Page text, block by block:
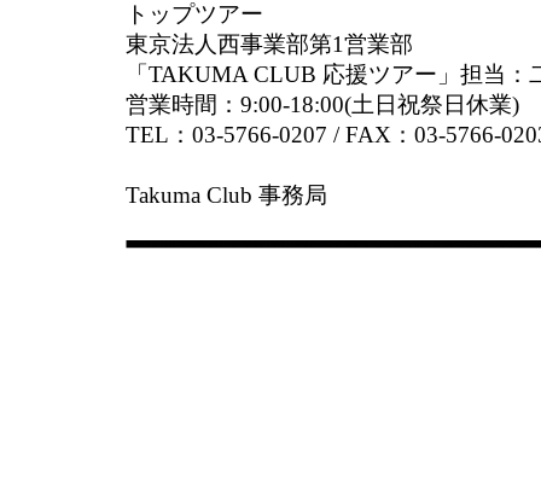
トップツアー
東京法人西事業部第1営業部
「TAKUMA CLUB 応援ツアー」担当：
営業時間：9:00-18:00(土日祝祭日休業)
TEL：03-5766-0207 / FAX：03-5766-
Takuma Club 事務局